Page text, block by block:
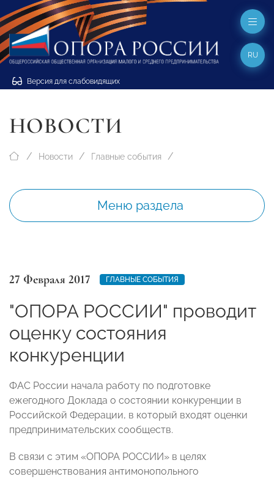
Версия для слабовидящих
RU
НОВОСТИ
Новости Главные события
Меню раздела
27 Февраля 2017 ГЛАВНЫЕ СОБЫТИЯ
"ОПОРА РОССИИ" проводит
оценку состояния
конкуренции
ФАС России начала работу по подготовке
ежегодного Доклада о состоянии конкуренции в
Российской Федерации, в который входят оценки
предпринимательских сообществ.
В связи с этим «ОПОРА РОССИИ» в целях
совершенствования антимонопольного